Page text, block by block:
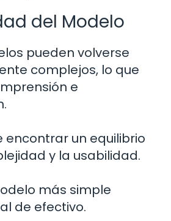
del Modelo
pueden volverse
complejos, lo que
e
encontrar un equilibrio
y la usabilidad.
más simple
de efectivo.